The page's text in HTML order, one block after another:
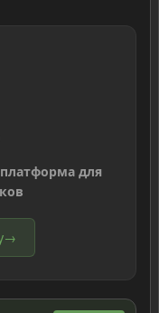
для
→